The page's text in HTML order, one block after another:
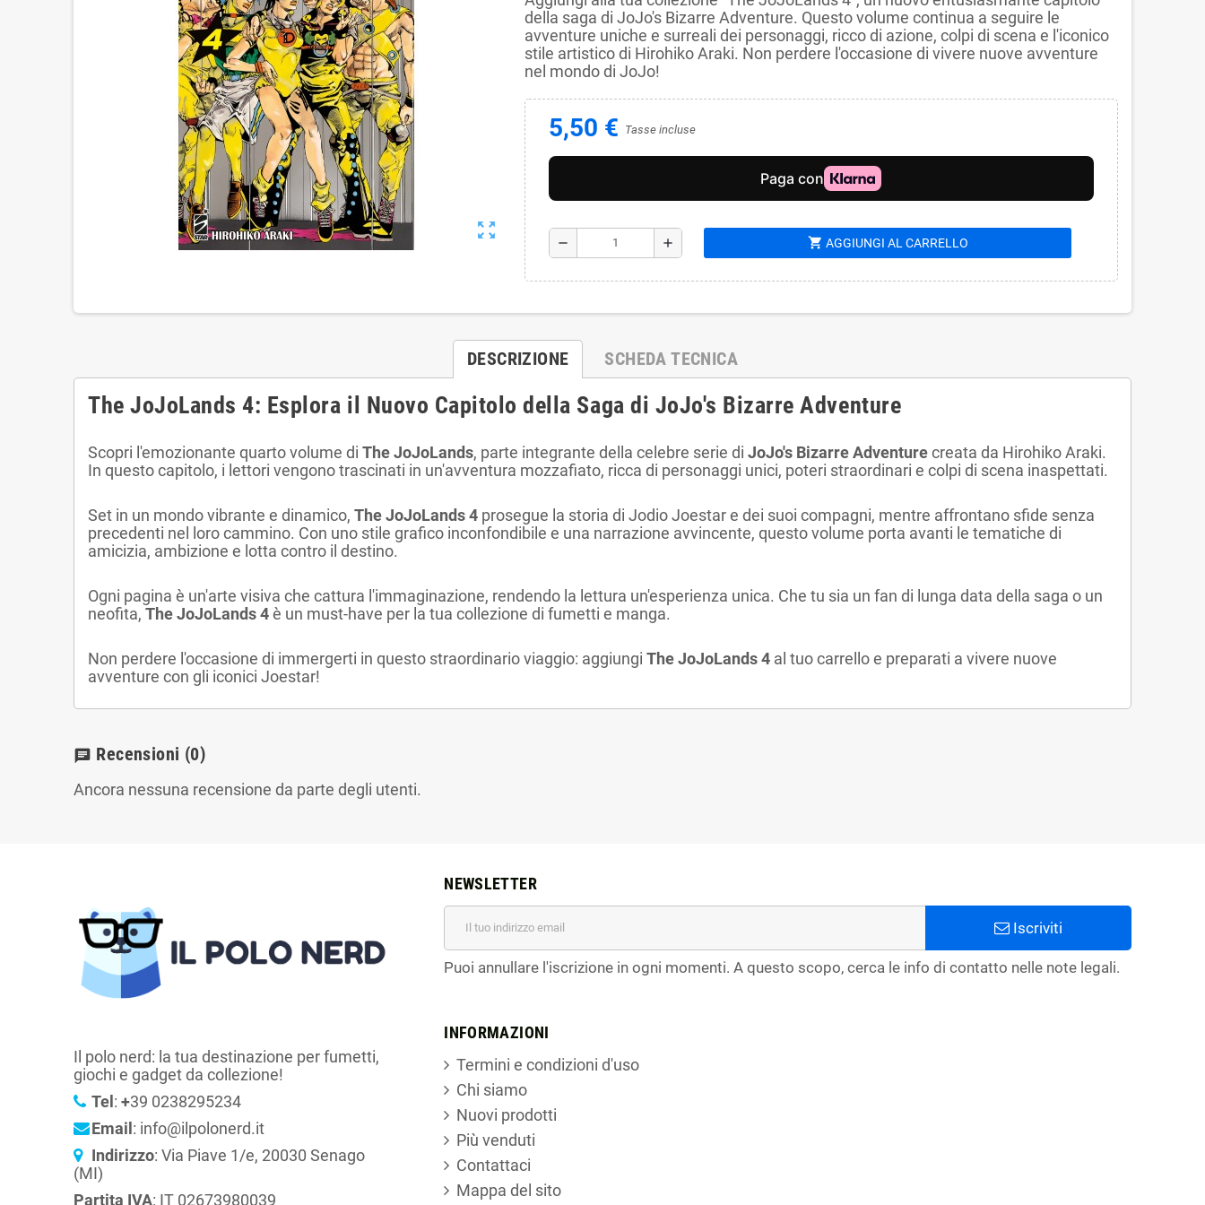
zoom_out_map
della saga di JoJo's Bizarre Adventure. Questo volume continua a seguire le
avventure uniche e surreali dei personaggi, ricco di azione, colpi di scena e l'iconico
stile artistico di Hirohiko Araki. Non perdere l'occasione di vivere nuove avventure
nel mondo di JoJo!
5,50 € Tasse incluse
remove add shopping_cart AGGIUNGI AL CARRELLO
DESCRIZIONE SCHEDA TECNICA
The JoJoLands 4: Esplora il Nuovo Capitolo della Saga di JoJo's Bizarre Adventure
Scopri l'emozionante quarto volume di The JoJoLands, parte integrante della celebre serie di JoJo's Bizarre Adventurecreata da Hirohiko Araki.
In questo capitolo, i lettori vengono trascinati in un'avventura mozzafiato, ricca di personaggi unici, poteri straordinari e colpi di scena inaspettati.
Set in un mondo vibrante e dinamico, The JoJoLands 4 prosegue la storia di Jodio Joestar e dei suoi compagni, mentre affrontano sfide senza
precedenti nel loro cammino. Con uno stile grafico inconfondibile e una narrazione avvincente, questo volume porta avanti le tematiche di
amicizia, ambizione e lotta contro il destino.
Ogni pagina è un'arte visiva che cattura l'immaginazione, rendendo la lettura un'esperienza unica. Che tu sia un fan di lunga data della saga o un
neofita, The JoJoLands 4è un must-have per la tua collezione di fumetti e manga.
Non perdere l'occasione di immergerti in questo straordinario viaggio: aggiungi The JoJoLands 4 al tuo carrello e preparati a vivere nuove
avventure con gli iconici Joestar!
chat Recensioni (0)
Ancora nessuna recensione da parte degli utenti.
Il polo nerd: la tua destinazione per fumetti,
giochi e gadget da collezione!
Tel : +39 0238295234
Email : info@ilpolonerd.it
Indirizzo: Via Piave 1/e, 20030 Senago
(MI)
Partita IVA: IT 02673980039
NEWSLETTER
Iscriviti
Puoi annullare l'iscrizione in ogni momenti. A questo scopo, cerca le info di contatto nelle note legali.
INFORMAZIONI
Termini e condizioni d'uso
Chi siamo
Nuovi prodotti
Più venduti
Contattaci
Mappa del sito